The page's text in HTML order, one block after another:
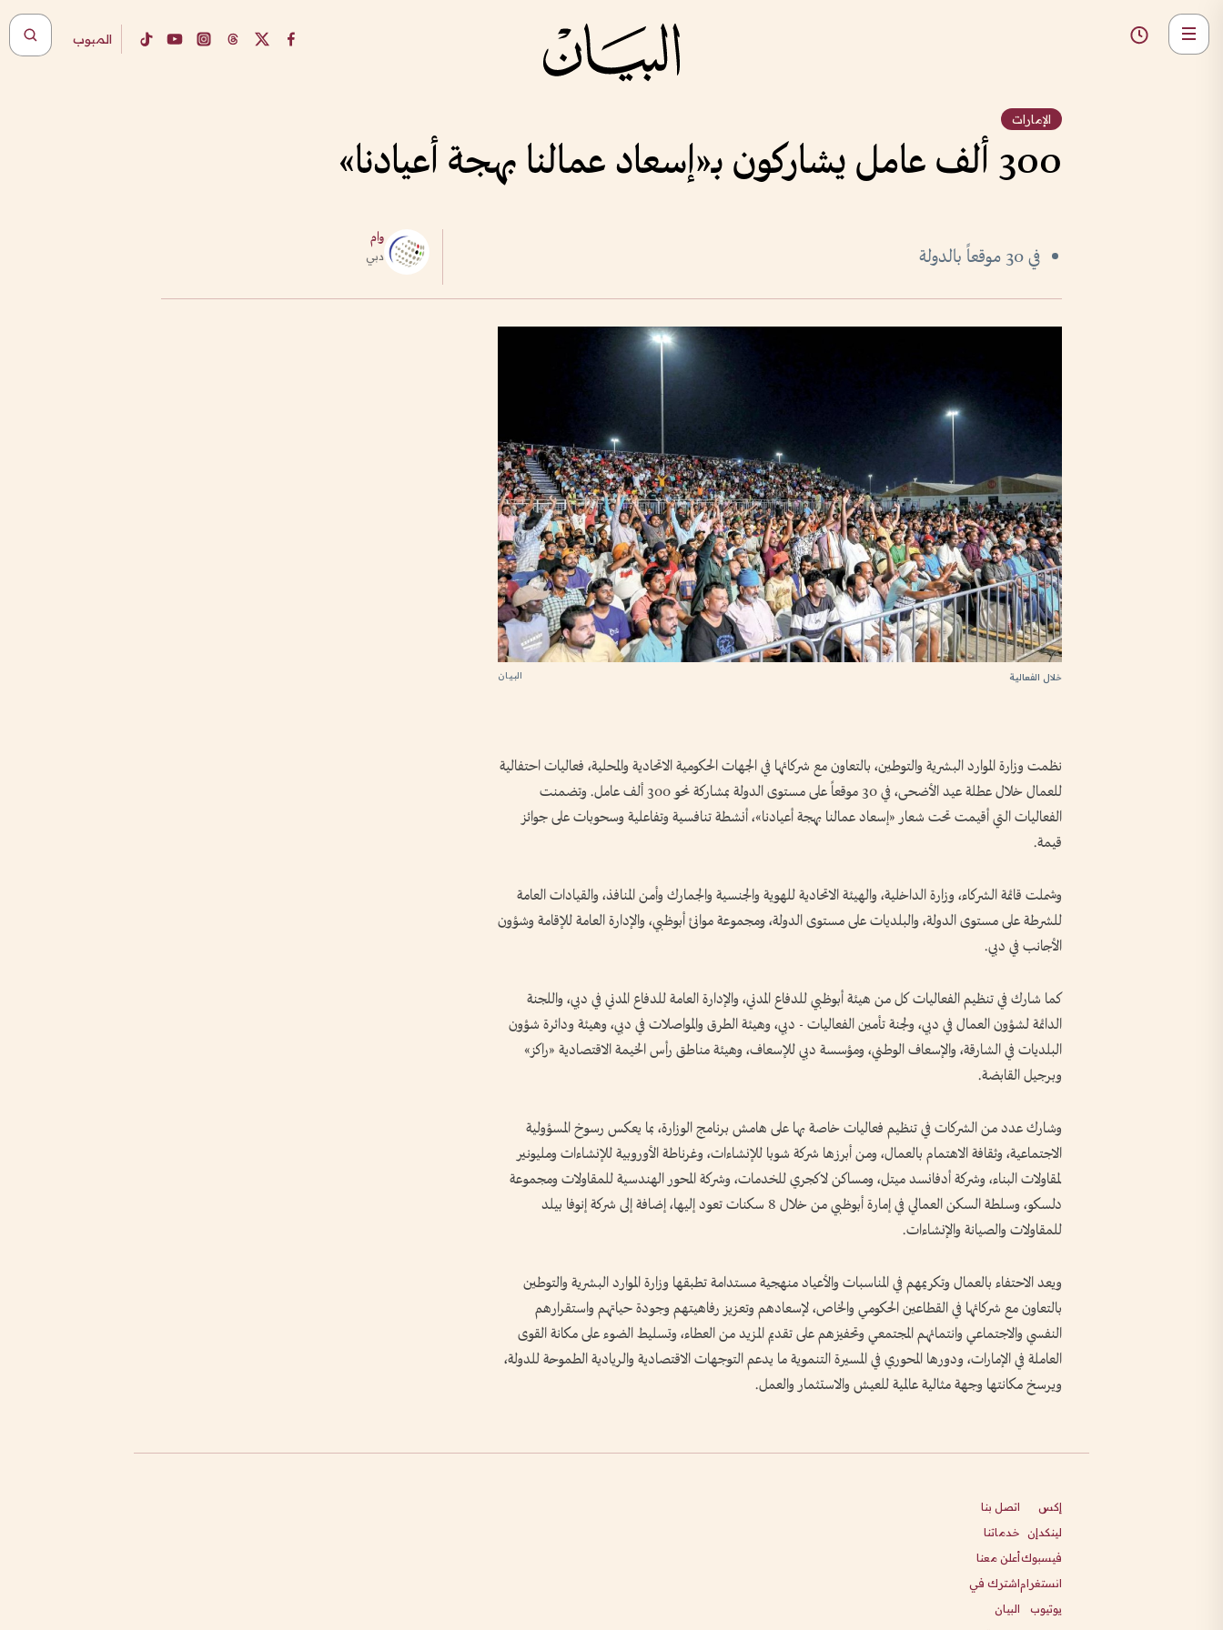
المبوب
الإمارات
300 ألف عامل يشاركون بـ«إسعاد عمالنا بهجة أعيادنا»
في 30 موقعاً بالدولة
وام
دبي
البيان خلال الفعالية
نظمت وزارة الموارد البشرية والتوطين، بالتعاون مع شركائها في الجهات الحكومية الاتحادية والمحلية، فعاليات احتفالية
للعمال خلال عطلة عيد الأضحى، في 30 موقعاً على مستوى الدولة بمشاركة نحو 300 ألف عامل. وتضمنت
الفعاليات التي أقيمت تحت شعار «إسعاد عمالنا بهجة أعيادنا»، أنشطة تنافسية وتفاعلية وسحوبات على جوائز
قيمة.
وشملت قائمة الشركاء، وزارة الداخلية، والهيئة الاتحادية للهوية والجنسية والجمارك وأمن المنافذ، والقيادات العامة
للشرطة على مستوى الدولة، والبلديات على مستوى الدولة، ومجموعة موانئ أبوظبي، والإدارة العامة للإقامة وشؤون
الأجانب في دبي.
كما شارك في تنظيم الفعاليات كل من هيئة أبوظبي للدفاع المدني، والإدارة العامة للدفاع المدني في دبي، واللجنة
الدائمة لشؤون العمال في دبي، ولجنة تأمين الفعاليات - دبي، وهيئة الطرق والمواصلات في دبي، وهيئة ودائرة شؤون
البلديات في الشارقة، والإسعاف الوطني، ومؤسسة دبي للإسعاف، وهيئة مناطق رأس الخيمة الاقتصادية «راكز»
وبرجيل القابضة.
وشارك عدد من الشركات في تنظيم فعاليات خاصة بها على هامش برنامج الوزارة، بما يعكس رسوخ المسؤولية
الاجتماعية، وثقافة الاهتمام بالعمال، ومن أبرزها شركة شوبا للإنشاءات، وغرناطة الأوروبية للإنشاءات ومليونير
لمقاولات البناء، وشركة أدفانسد ميتل، ومساكن لاكجري للخدمات، وشركة المحور الهندسية للمقاولات ومجموعة
دلسكو، وسلطة السكن العمالي في إمارة أبوظبي من خلال 8 سكنات تعود إليها، إضافة إلى شركة إنوفا بيلد
للمقاولات والصيانة والإنشاءات.
ويعد الاحتفاء بالعمال وتكريمهم في المناسبات والأعياد منهجية مستدامة تطبقها وزارة الموارد البشرية والتوطين
بالتعاون مع شركائها في القطاعين الحكومي والخاص، لإسعادهم وتعزيز رفاهيتهم وجودة حياتهم واستقرارهم
النفسي والاجتماعي وانتمائهم المجتمعي وتحفيزهم على تقديم المزيد من العطاء، وتسليط الضوء على مكانة القوى
العاملة في الإمارات، ودورها المحوري في المسيرة التنموية ما يدعم التوجهات الاقتصادية والريادية الطموحة للدولة،
ويرسخ مكانتها وجهة مثالية عالمية للعيش والاستثمار والعمل.
إكس
لينكدإن
فيسبوك
انستغرام
يوتيوب
اتصل بنا
خدماتنا
أعلن معنا
اشترك في
البيان